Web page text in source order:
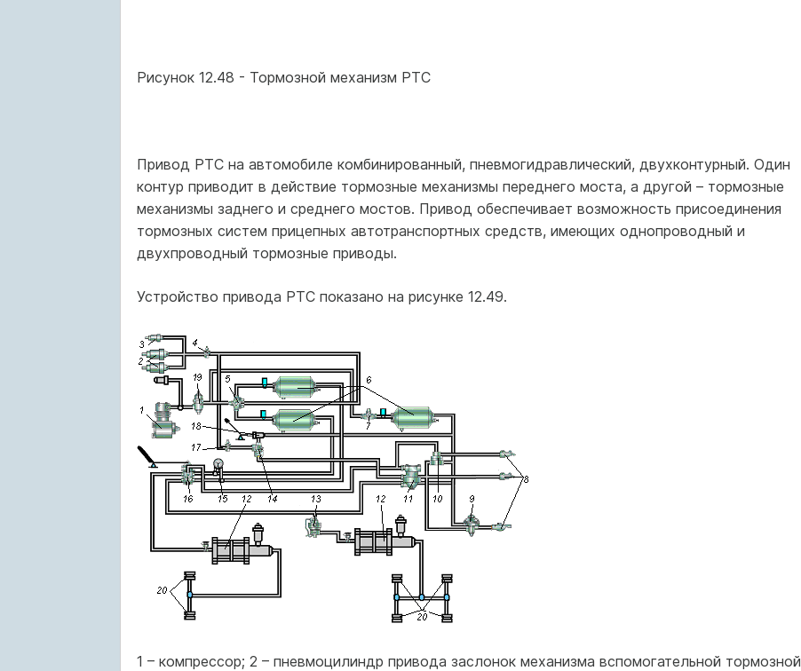
Рисунок 12.48 - Тормозной механизм РТС
Привод РТС на автомобиле комбинированный, пневмогидравлический, двухконтурный. Один
контур приводит в действие тормозные механизмы переднего моста, а другой – тормозные
механизмы заднего и среднего мостов. Привод обеспечивает возможность присоединения
тормозных систем прицепных автотранспортных средств, имеющих однопроводный и
двухпроводный тормозные приводы.
Устройство привода РТС показано на рисунке 12.49.
1 – компрессор; 2 – пневмоцилиндр привода заслонок механизма вспомогательной тормозной